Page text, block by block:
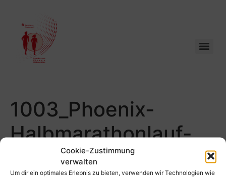
Cookie-Zustimmung
verwalten
Um dir ein optimales Erlebnis zu bieten, verwenden wir Technologien wie
1003_Phoenix-
Halbmarathonlauf-
Schuetze_101